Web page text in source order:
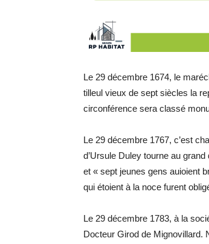
Le 29 décembre 1674, le
tilleul vieux de sept siècles la
circonférence sera classé
Le 29 décembre 1767, c’est
d’Ursule Duley tourne au
et « sept jeunes gens auioient
qui étoient à la noce furent
Le 29 décembre 1783, à la
Docteur Girod de Mignovillard.